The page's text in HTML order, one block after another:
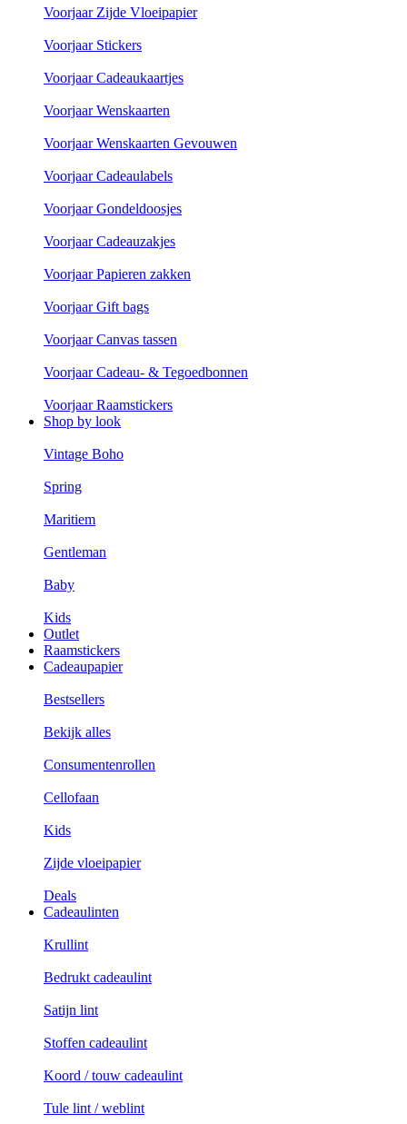
Voorjaar Zijde Vloeipapier
Voorjaar Stickers
Voorjaar Cadeaukaartjes
Voorjaar Wenskaarten
Voorjaar Wenskaarten Gevouwen
Voorjaar Cadeaulabels
Voorjaar Gondeldoosjes
Voorjaar Cadeauzakjes
Voorjaar Papieren zakken
Voorjaar Gift bags
Voorjaar Canvas tassen
Voorjaar Cadeau- & Tegoedbonnen
Voorjaar Raamstickers
Shop by look
Vintage Boho
Spring
Maritiem
Gentleman
Baby
Kids
Outlet
Raamstickers
Cadeaupapier
Bestsellers
Bekijk alles
Consumentenrollen
Cellofaan
Kids
Zijde vloeipapier
Deals
Cadeaulinten
Krullint
Bedrukt cadeaulint
Satijn lint
Stoffen cadeaulint
Koord / touw cadeaulint
Tule lint / weblint